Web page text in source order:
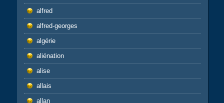
alfred
alfred-georges
algérie
aliénation
alise
allais
allan